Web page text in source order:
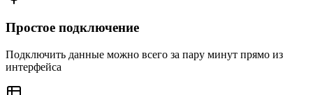
Простое подключение
Подключить данные можно всего за пару минут прямо из
интерфейса